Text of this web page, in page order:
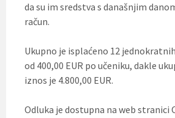
da su im sredstva s današnjim
račun.
Ukupno je isplaćeno 12
od 400,00 EUR po učeniku, dakle
iznos je 4.800,00 EUR.
Odluka je dostupna na web stranici